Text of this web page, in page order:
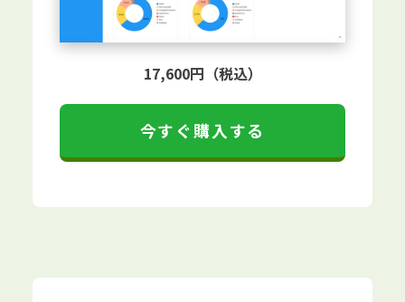
17,600円（税込）
今すぐ購入する